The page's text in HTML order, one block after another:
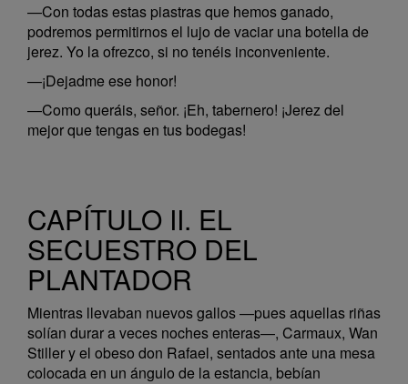
—Con todas estas piastras que hemos ganado,
podremos permitirnos el lujo de vaciar una botella de
jerez. Yo la ofrezco, si no tenéis inconveniente.
—¡Dejadme ese honor!
—Como queráis, señor. ¡Eh, tabernero! ¡Jerez del
mejor que tengas en tus bodegas!
CAPÍTULO II. EL
SECUESTRO DEL
PLANTADOR
Mientras llevaban nuevos gallos —pues aquellas riñas
solían durar a veces noches enteras—, Carmaux, Wan
Stiller y el obeso don Rafael, sentados ante una mesa
colocada en un ángulo de la estancia, bebían